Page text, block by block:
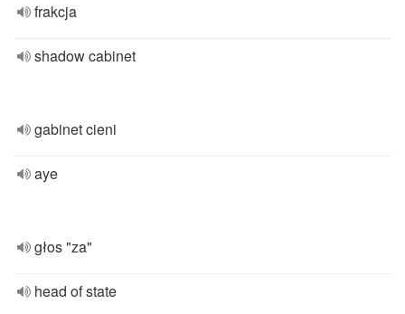
frakcja
shadow cabinet
gabinet cieni
aye
głos "za"
head of state